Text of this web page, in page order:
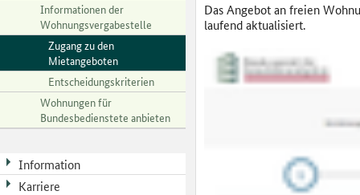
Informationen der
Wohnungsvergabestelle
Zugang zu den
Mietangeboten
Entscheidungskriterien
Wohnungen für
Bundesbedienstete anbieten
Information
Karriere
Das Angebot an freien
laufend aktualisiert.